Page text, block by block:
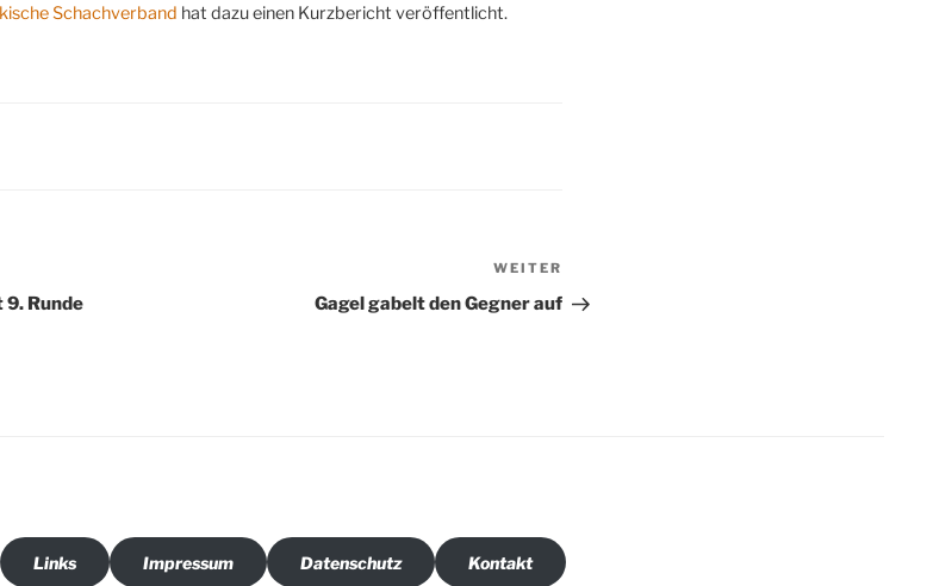
Schachverband hat dazu einen Kurzbericht veröffentlicht.
9. Runde
Beitrag
WEITER
Gagel gabelt den Gegner auf
Links Impressum Datenschutz Kontakt